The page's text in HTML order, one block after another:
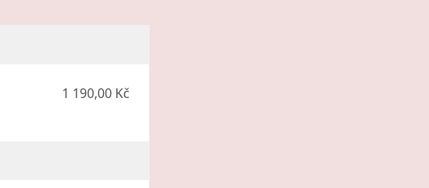
1 190,00 Kč